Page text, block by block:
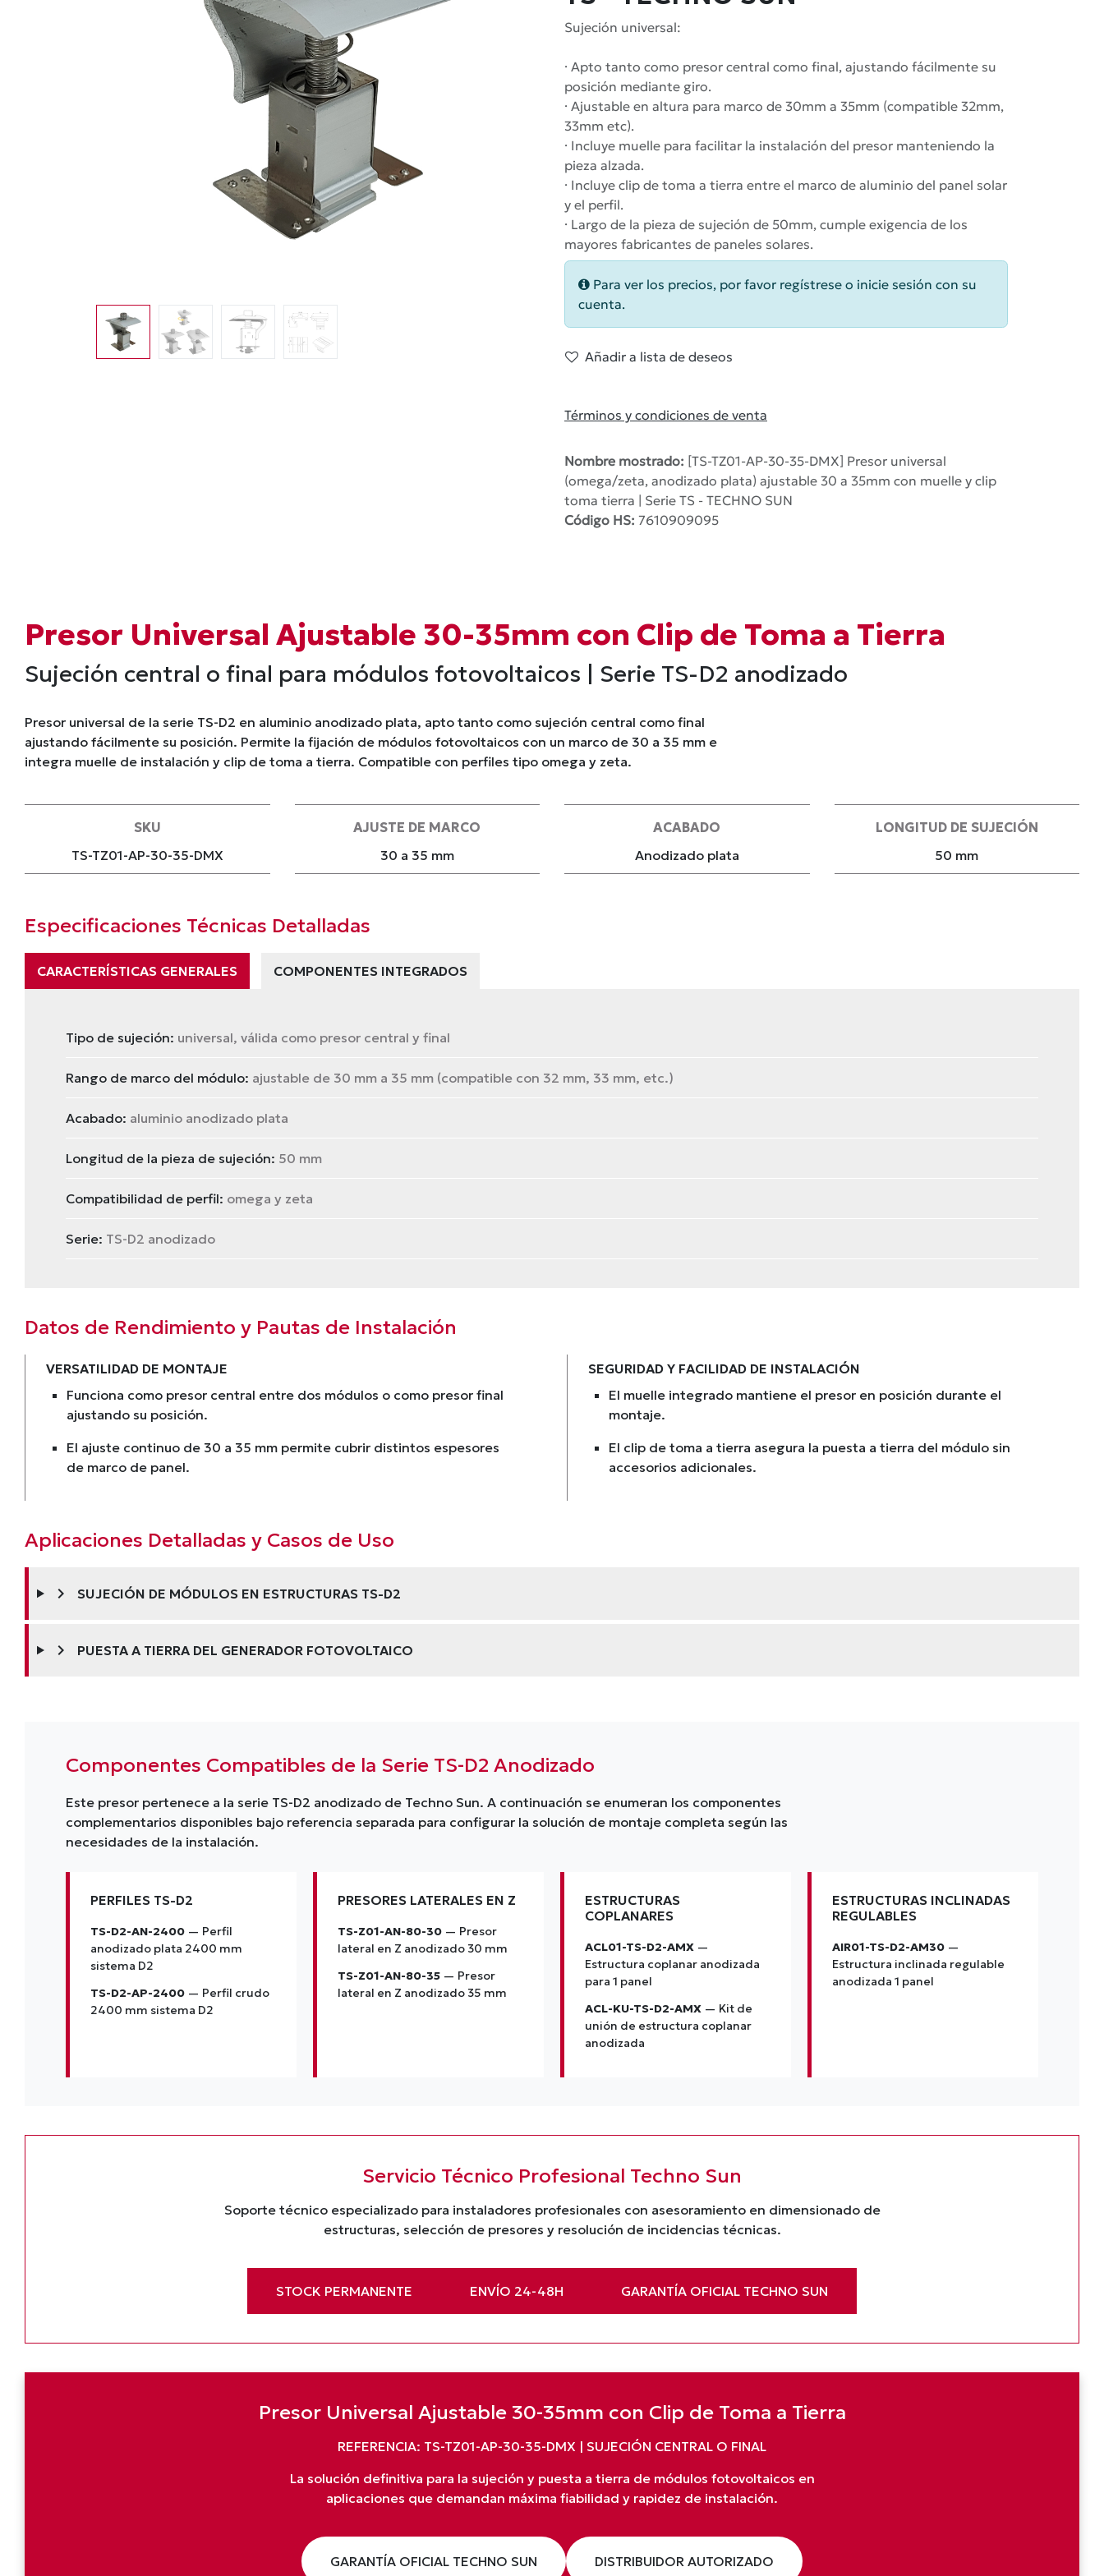
Sujeción universal:
· Apto tanto como presor central como final, ajustando fácilmente su
posición mediante giro.
· Ajustable en altura para marco de 30mm a 35mm (compatible 32mm,
33mm etc).
· Incluye muelle para facilitar la instalación del presor manteniendo la
pieza alzada.
· Incluye clip de toma a tierra entre el marco de aluminio del panel solar
y el perfil.
· Largo de la pieza de sujeción de 50mm, cumple exigencia de los
mayores fabricantes de paneles solares.
Para ver los precios, por favor regístrese o inicie sesión con su
cuenta.
Añadir a lista de deseos
Términos y condiciones de venta
Nombre mostrado: [TS-TZ01-AP-30-35-DMX] Presor universal
(omega/zeta, anodizado plata) ajustable 30 a 35mm con muelle y clip
toma tierra | Serie TS - TECHNO SUN
Código HS: 7610909095
Presor Universal Ajustable 30-35mm con Clip de Toma a Tierra
Sujeción central o final para módulos fotovoltaicos | Serie TS-D2 anodizado
Presor universal de la serie TS-D2 en aluminio anodizado plata, apto tanto como sujeción central como final
ajustando fácilmente su posición. Permite la fijación de módulos fotovoltaicos con un marco de 30 a 35 mm e
integra muelle de instalación y clip de toma a tierra. Compatible con perfiles tipo omega y zeta.
SKU
TS-TZ01-AP-30-35-DMX
AJUSTE DE MARCO
30 a 35 mm
ACABADO
Anodizado plata
LONGITUD DE SUJECIÓN
50 mm
Especificaciones Técnicas Detalladas
CARACTERÍSTICAS GENERALES COMPONENTES INTEGRADOS
Tipo de sujeción: universal, válida como presor central y final
Rango de marco del módulo: ajustable de 30 mm a 35 mm (compatible con 32 mm, 33 mm, etc.)
Acabado: aluminio anodizado plata
Longitud de la pieza de sujeción: 50 mm
Compatibilidad de perfil: omega y zeta
Serie: TS-D2 anodizado
Datos de Rendimiento y Pautas de Instalación
VERSATILIDAD DE MONTAJE
Funciona como presor central entre dos módulos o como presor final
ajustando su posición.
El ajuste continuo de 30 a 35 mm permite cubrir distintos espesores
de marco de panel.
SEGURIDAD Y FACILIDAD DE INSTALACIÓN
El muelle integrado mantiene el presor en posición durante el
montaje.
El clip de toma a tierra asegura la puesta a tierra del módulo sin
accesorios adicionales.
Aplicaciones Detalladas y Casos de Uso
chevron_right SUJECIÓN DE MÓDULOS EN ESTRUCTURAS TS-D2
chevron_right PUESTA A TIERRA DEL GENERADOR FOTOVOLTAICO
Componentes Compatibles de la Serie TS-D2 Anodizado
Este presor pertenece a la serie TS-D2 anodizado de Techno Sun. A continuación se enumeran los componentes
complementarios disponibles bajo referencia separada para configurar la solución de montaje completa según las
necesidades de la instalación.
PERFILES TS-D2
TS-D2-AN-2400 — Perfil
anodizado plata 2400 mm
sistema D2
TS-D2-AP-2400 — Perfil crudo
2400 mm sistema D2
PRESORES LATERALES EN Z
TS-Z01-AN-80-30 — Presor
lateral en Z anodizado 30 mm
TS-Z01-AN-80-35 — Presor
lateral en Z anodizado 35 mm
ESTRUCTURAS
COPLANARES
ACL01-TS-D2-AMX —
Estructura coplanar anodizada
para 1 panel
ACL-KU-TS-D2-AMX — Kit de
unión de estructura coplanar
anodizada
ESTRUCTURAS INCLINADAS
REGULABLES
AIR01-TS-D2-AM30 —
Estructura inclinada regulable
anodizada 1 panel
Servicio Técnico Profesional Techno Sun
Soporte técnico especializado para instaladores profesionales con asesoramiento en dimensionado de
estructuras, selección de presores y resolución de incidencias técnicas.
STOCK PERMANENTE ENVÍO 24-48H GARANTÍA OFICIAL TECHNO SUN
Presor Universal Ajustable 30-35mm con Clip de Toma a Tierra
REFERENCIA: TS-TZ01-AP-30-35-DMX | SUJECIÓN CENTRAL O FINAL
La solución definitiva para la sujeción y puesta a tierra de módulos fotovoltaicos en
aplicaciones que demandan máxima fiabilidad y rapidez de instalación.
GARANTÍA OFICIAL TECHNO SUN DISTRIBUIDOR AUTORIZADO